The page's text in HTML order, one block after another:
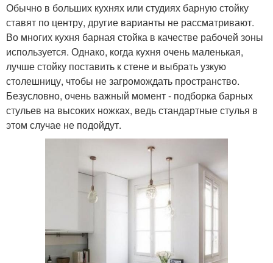
Обычно в больших кухнях или студиях барную стойку
ставят по центру, другие варианты не рассматривают.
Во многих кухня барная стойка в качестве рабочей зоны
используется. Однако, когда кухня очень маленькая,
лучше стойку поставить к стене и выбрать узкую
столешницу, чтобы не загромождать пространство.
Безусловно, очень важный момент - подборка барных
стульев на высоких ножках, ведь стандартные стулья в
этом случае не подойдут.